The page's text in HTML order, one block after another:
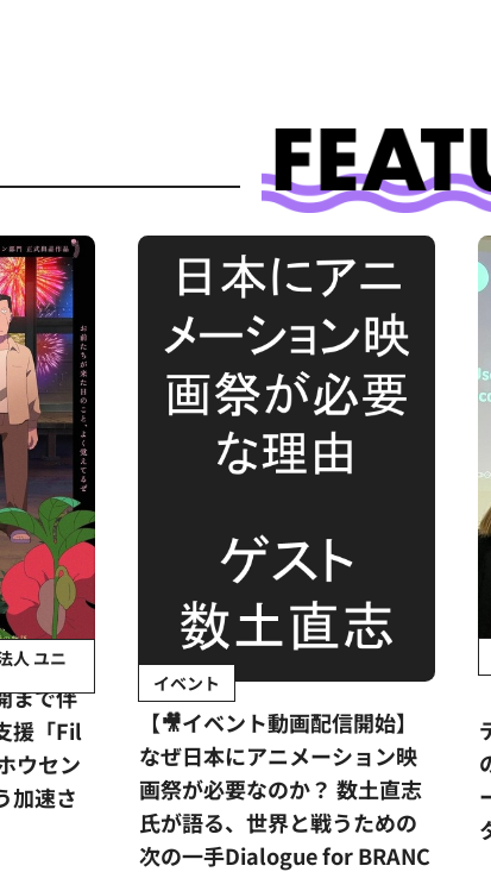
【🎥イベント動画配信開始】
なぜ日本にアニメーション映
画祭が必要なのか？ 数土直志
氏が語る、世界と戦うための
次の一手Dialogue for BRANC
【イベ
データ企
の「真の
ーミング
タ」の重